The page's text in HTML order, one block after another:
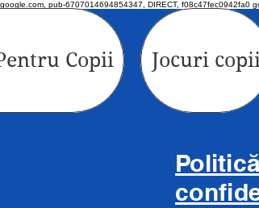
google.com, pub-6707014694854347, DIRECT, f08c47fec0942fa0
Copii Jocuri